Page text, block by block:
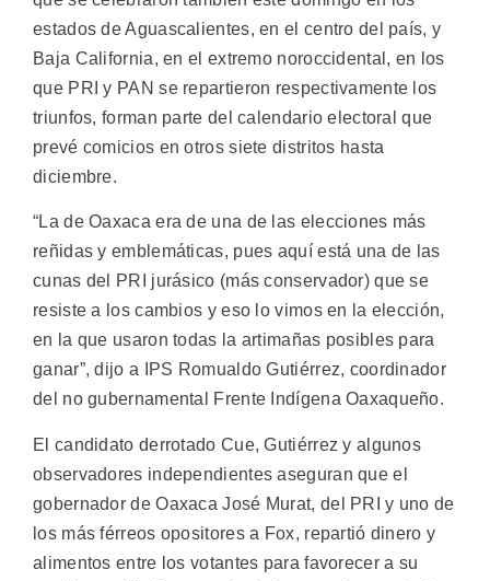
estados de Aguascalientes, en el centro del país, y
Baja California, en el extremo noroccidental, en los
que PRI y PAN se repartieron respectivamente los
triunfos, forman parte del calendario electoral que
prevé comicios en otros siete distritos hasta
diciembre.
“La de Oaxaca era de una de las elecciones más
reñidas y emblemáticas, pues aquí está una de las
cunas del PRI jurásico (más conservador) que se
resiste a los cambios y eso lo vimos en la elección,
en la que usaron todas la artimañas posibles para
ganar”, dijo a IPS Romualdo Gutiérrez, coordinador
del no gubernamental Frente Indígena Oaxaqueño.
El candidato derrotado Cue, Gutiérrez y algunos
observadores independientes aseguran que el
gobernador de Oaxaca José Murat, del PRI y uno de
los más férreos opositores a Fox, repartió dinero y
alimentos entre los votantes para favorecer a su